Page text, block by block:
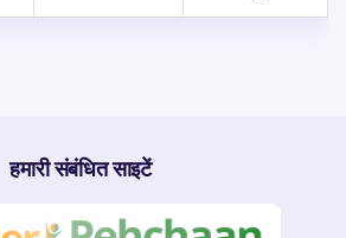
हमारी संबंधित साइटें